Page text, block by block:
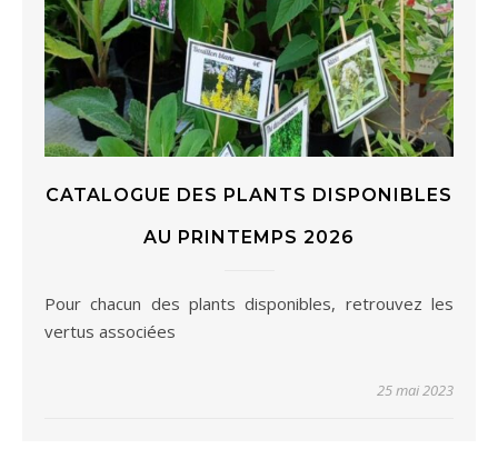
CATALOGUE DES PLANTS DISPONIBLES
AU PRINTEMPS 2026
Pour chacun des plants disponibles, retrouvez les
vertus associées
25 mai 2023